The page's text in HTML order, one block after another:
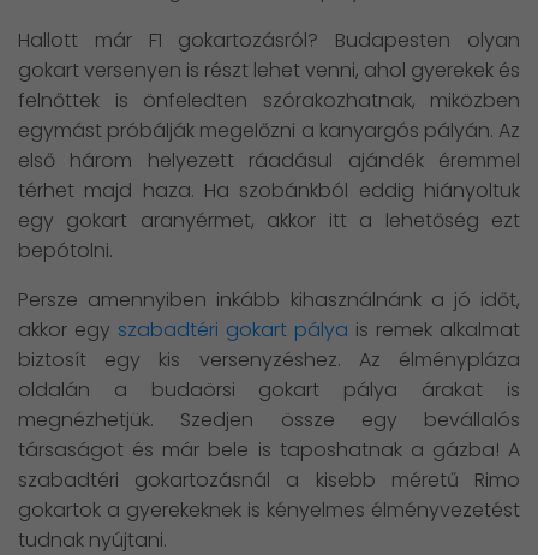
Hallott már F1 gokartozásról? Budapesten olyan
gokart versenyen is részt lehet venni, ahol gyerekek és
felnőttek is önfeledten szórakozhatnak, miközben
egymást próbálják megelőzni a kanyargós pályán. Az
első három helyezett ráadásul ajándék éremmel
térhet majd haza. Ha szobánkból eddig hiányoltuk
egy gokart aranyérmet, akkor itt a lehetőség ezt
bepótolni.
Persze amennyiben inkább kihasználnánk a jó időt,
akkor egy szabadtéri gokart pálya is remek alkalmat
biztosít egy kis versenyzéshez. Az élménypláza
oldalán a budaörsi gokart pálya árakat is
megnézhetjük. Szedjen össze egy bevállalós
társaságot és már bele is taposhatnak a gázba! A
szabadtéri gokartozásnál a kisebb méretű Rimo
gokartok a gyerekeknek is kényelmes élményvezetést
tudnak nyújtani.